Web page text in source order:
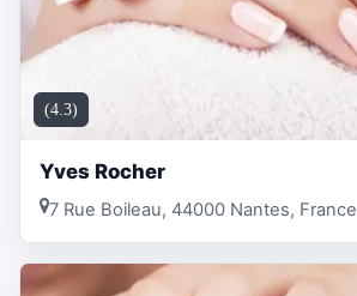
(4.3)
Yves Rocher
7 Rue Boileau, 44000 Nantes, France